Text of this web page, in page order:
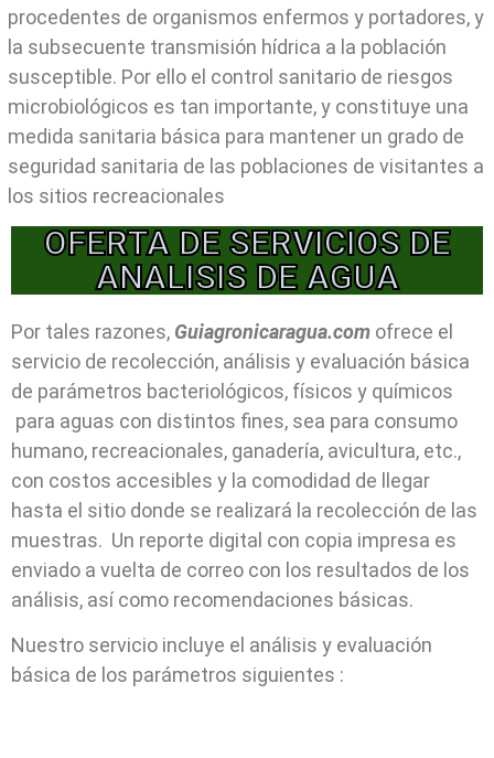
procedentes de organismos enfermos y portadores, y
la subsecuente transmisión hídrica a la población
susceptible. Por ello el control sanitario de riesgos
microbiológicos es tan importante, y constituye una
medida sanitaria básica para mantener un grado de
seguridad sanitaria de las poblaciones de visitantes a
los sitios recreacionales
OFERTA DE SERVICIOS DE
ANALISIS DE AGUA
Por tales razones, Guiagronicaragua.com ofrece el
servicio de recolección, análisis y evaluación básica
de parámetros bacteriológicos, físicos y químicos
para aguas con distintos fines, sea para consumo
humano, recreacionales, ganadería, avicultura, etc.,
con costos accesibles y la comodidad de llegar
hasta el sitio donde se realizará la recolección de las
muestras. Un reporte digital con copia impresa es
enviado a vuelta de correo con los resultados de los
análisis, así como recomendaciones básicas.
Nuestro servicio incluye el análisis y evaluación
básica de los parámetros siguientes :